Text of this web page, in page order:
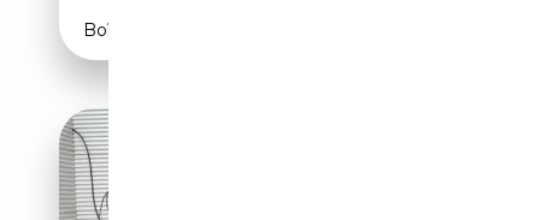
Boîte automatique